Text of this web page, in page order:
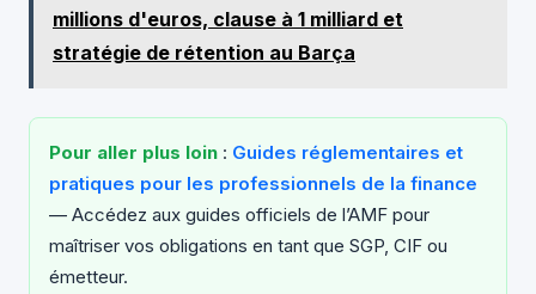
millions d'euros, clause à 1 milliard et
stratégie de rétention au Barça
Pour aller plus loin : Guides réglementaires et
pratiques pour les professionnels de la finance
— Accédez aux guides officiels de l’AMF pour
maîtriser vos obligations en tant que SGP, CIF ou
émetteur.